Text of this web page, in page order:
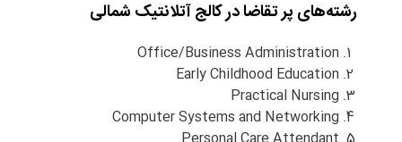
رشته‌های پر تقاضا در کالج آتلانتیک شمالی
Office/Business Administration
Early Childhood Education
Practical Nursing
Computer Systems and Networking